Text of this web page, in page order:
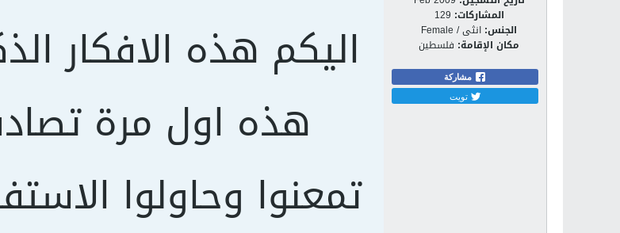
المشاركات: 129
الجنس: انثى / Female
مكان الإقامة: فلسطين
مشاركة
تويت
اليكم هذه الافكار
هذه اول مرة
تمعنوا وحاولوا